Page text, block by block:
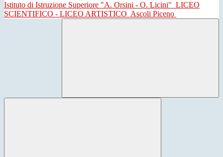
Istituto di Istruzione Superiore "A. Orsini - O. Licini" LICEO
SCIENTIFICO - LICEO ARTISTICO Ascoli Piceno